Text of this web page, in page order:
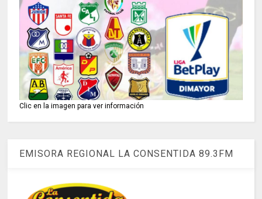
Clic en la imagen para ver información
EMISORA REGIONAL LA CONSENTIDA 89.3FM